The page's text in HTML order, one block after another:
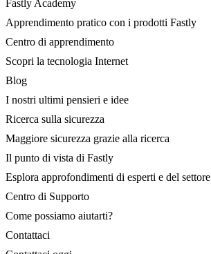
Fastly Academy
Apprendimento pratico con i prodotti Fastly
Centro di apprendimento
Scopri la tecnologia Internet
Blog
I nostri ultimi pensieri e idee
Ricerca sulla sicurezza
Maggiore sicurezza grazie alla ricerca
Il punto di vista di Fastly
Esplora approfondimenti di esperti e del settore
Centro di Supporto
Come possiamo aiutarti?
Contattaci